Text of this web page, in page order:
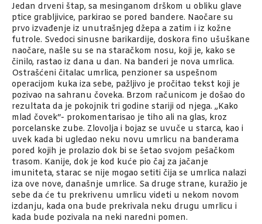
Jedan drveni štap, sa mesinganom drškom u obliku glave
ptice grabljivice, parkirao se pored bandere. Naočare su
prvo izvađenje iz unutrašnjeg džepa a zatim i iz kožne
futrole. Svedoci sinusne barikardije, doskora fino ušuškane
naočare, našle su se na staračkom nosu, koji je, kako se
činilo, rastao iz dana u dan. Na banderi je nova umrlica.
Ostrašćeni čitalac umrlica, penzioner sa uspešnom
operacijom kuka iza sebe, pažljivo je pročitao tekst koji je
pozivao na sahranu čoveka. Brzom računicom je došao do
rezultata da je pokojnik tri godine stariji od njega. „Kako
mlad čovek“- prokomentarisao je tiho ali na glas, kroz
porcelanske zube. Zlovolja i bojaz se uvuče u starca, kao i
uvek kada bi ugledao neku novu umrlicu na banderama
pored kojih je prolazio dok bi se šetao svojom pešačkom
trasom. Kanije, dok je kod kuće pio čaj za jačanje
imuniteta, starac se nije mogao setiti čija se umrlica nalazi
iza ove nove, današnje umrlice. Sa druge strane, kuražio je
sebe da će tu prekrivenu umrlicu videti u nekom novom
izdanju, kada ona bude prekrivala neku drugu umrlicu i
kada bude pozivala na neki naredni pomen.